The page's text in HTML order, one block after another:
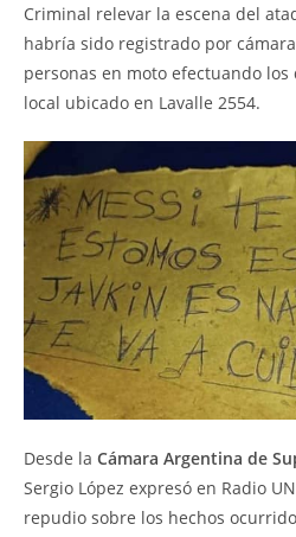
Criminal relevar la escena del
habría sido registrado por
personas en moto efectuando
local ubicado en Lavalle 2554.
Desde la Cámara Argentina de
Sergio López expresó en Radio
repudio sobre los hechos